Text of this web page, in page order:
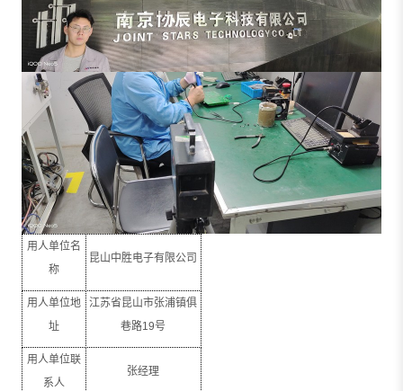
用人单位名
称
昆山中胜电子有限公司
用人单位地
址
江苏省昆山市张浦镇俱
巷路19号
用人单位联
系人
张经理